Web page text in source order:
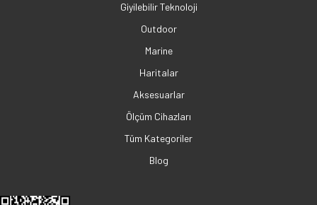
Giyilebilir Teknoloji
Outdoor
Marine
Haritalar
Aksesuarlar
Ölçüm Cihazları
Tüm Kategoriler
Blog